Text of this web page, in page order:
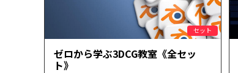
セット
ゼロから学ぶ3DCG教室《全セッ
ト》